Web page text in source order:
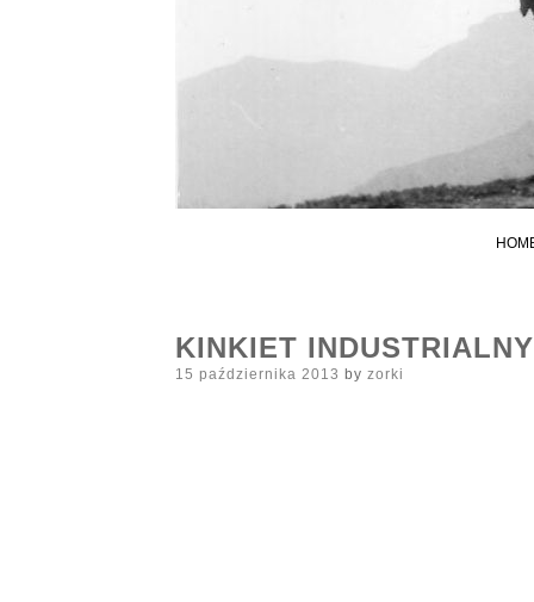
KINKIET
Posted
15 października 2013 by zorki